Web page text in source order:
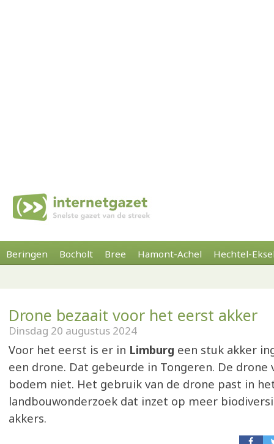
Beringen Bocholt Bree Hamont-Achel Hechtel-
Drone bezaait voor het eerst akker
Dinsdag 20 augustus 2024
Voor het eerst is er in Limburg een stuk akker
een drone. Dat gebeurde in Tongeren. De
bodem niet. Het gebruik van de drone past in
landbouwonderzoek dat inzet op meer
akkers.